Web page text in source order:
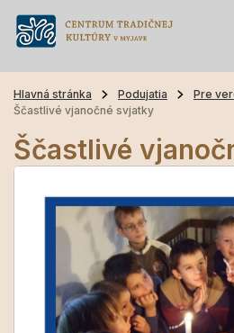
Hlavná stránka Podujatia
Pre
Ščastlivé vjanočné svjatky
Ščastlivé